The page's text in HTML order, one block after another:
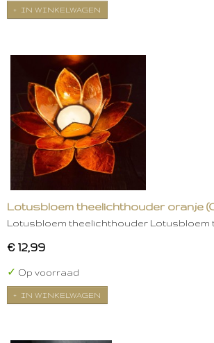
IN WINKELWAGEN
Lotusbloem theelichthouder oranje
Lotusbloem theelichthouder Lotusbloem
€ 12,99
✓ Op voorraad
IN WINKELWAGEN